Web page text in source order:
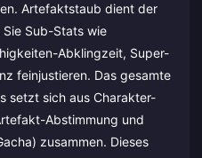
Artefaktstaub dient der
Sub-Stats wie
Abklingzeit, Super-
feinjustieren. Das gesamte
setzt sich aus Charakter-
Abstimmung und
zusammen. Dieses